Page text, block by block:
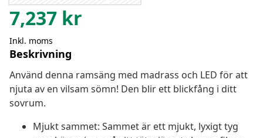
7,237 kr
Inkl. moms
Beskrivning
Använd denna ramsäng med madrass och LED för att
njuta av en vilsam sömn! Den blir ett blickfång i ditt
sovrum.
Mjukt sammet: Sammet är ett mjukt, lyxigt tyg